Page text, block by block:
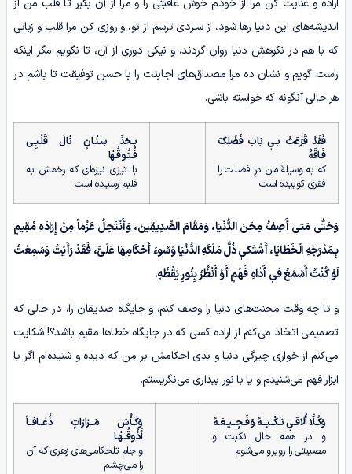
اراده و عنایت کن مرا از خودم خوش عاقبتی را و مرا از آن بگیر تا قلب من از
اندیشه‌های این دنیا رها شود، از سـردی ترسم از تو، و روزی کن مرا قلب و زبانی
که با هم در نکوهش دنیا روان گردند، و نیکی دوری از آن، تا نگویم مگر اینکه
راست گویم و نشان ده مرا مصداق‌های اجابتت را با حسن توفیقت تا باشم در
هر حالی آنگونه که خواسته باشی.
فَقَدْ قَرَعَتْ بـیٖ بَابَ فَضْلِکَ
فَـاقَهٌ
که به وسیلۀ من درِ فضلت را
فقری کوبیده است
بِـحَدِّ سِـنٰـانٍ نٰالَ قَلْـبِـی
فُـتُـوقُـهٰا
با تیزی نیزه‌ای که زخمش به
قلبم رسیـده است
وَحَتّٰى مَتىٰ أَصِفُ مِحَنَ الدُّنْیَا، وَمَقَامَ الصِّدِیقِینَ، وَأَنْتَحِلُ عَزْماً مِنْ إِرَادَهِ مُقِیمٍ
بِـمَدْرَجَهِ الْخَطَایَا، أَشْتَکیٖ ذُلَّ مَلَکَهِ الدُّنْیَا وَسُوءَ أَحْکَامِهَا عَلَیَّ، فَقَدْ رَأَیْتُ وَسَمِعْتُ
لَوْ کُنْتُ أَسْمَعُ فیٖ أَدٰاهِ فَهْمٍ أَوْ أَنْظُرُ بِنُورِ یَقْظَهٍ.
و تا چه وقت محنت‌های دنیا را وصف کنم، و جایگاه صدیقان را، در حالی که
تصمیمی اتخاذ می‌کنم از اراده کسی که در جایگاه خطاها مقیم باشد؟! شکایت
می‌کنم از خواری چیرگی دنیا و بدی احکامش بر من که دیده و شنیده‌ام اگر با
ابزار فهم می‌شنیدم و یا با نور بیداری می‌نگریستم.
وَکُـلًّا أُلٰاقـیٖ نَـکْــبَــهً وَفَـجِــیـعَـهً
و در همه حال نکبت و
مصیبتی را روبرو می‌شوم
وَکَـأْسَ مَــرٰارٰاتٍ ذُعٰــافــاً
أَذُوقُــهٰـا
و جام تلخکامی‌های زهری که آن
را می‌چشم